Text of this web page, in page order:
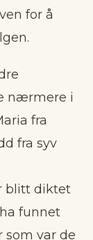
for å
nærmere i
fra
fra syv
blitt diktet
funnet
som var de